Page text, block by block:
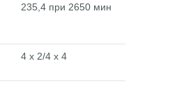
235,4 при 2650 мин
4 x 2/4 х 4